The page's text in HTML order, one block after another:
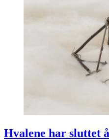
Hvalene har sluttet